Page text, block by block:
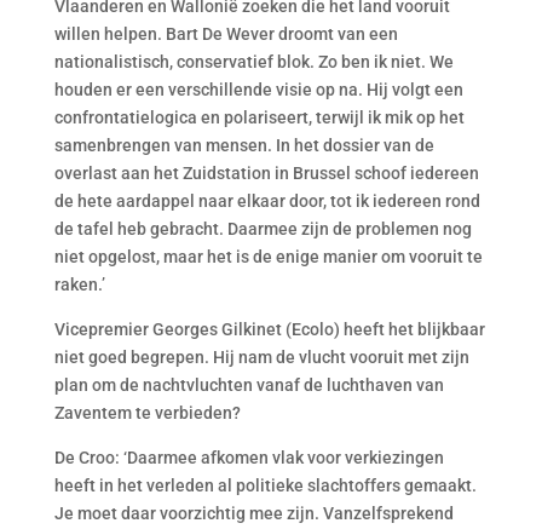
Vlaanderen en Wallonië zoeken die het land vooruit
willen helpen. Bart De Wever droomt van een
nationalistisch, conservatief blok. Zo ben ik niet. We
houden er een verschillende visie op na. Hij volgt een
confrontatielogica en polariseert, terwijl ik mik op het
samenbrengen van mensen. In het dossier van de
overlast aan het Zuidstation in Brussel schoof iedereen
de hete aardappel naar elkaar door, tot ik iedereen rond
de tafel heb gebracht. Daarmee zijn de problemen nog
niet opgelost, maar het is de enige manier om vooruit te
raken.’
Vicepremier Georges Gilkinet (Ecolo) heeft het blijkbaar
niet goed begrepen. Hij nam de vlucht vooruit met zijn
plan om de nachtvluchten vanaf de luchthaven van
Zaventem te verbieden?
De Croo: ‘Daarmee afkomen vlak voor verkiezingen
heeft in het verleden al politieke slachtoffers gemaakt.
Je moet daar voorzichtig mee zijn. Vanzelfsprekend